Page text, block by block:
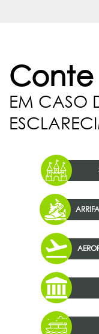
EM CASO